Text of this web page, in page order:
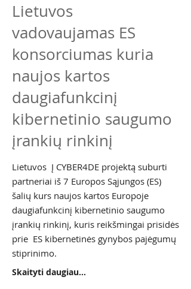
Lietuvos
vadovaujamas ES
konsorciumas kuria
naujos kartos
daugiafunkcinį
kibernetinio saugumo
įrankių rinkinį
Lietuvos Į CYBER4DE projektą suburti
partneriai iš 7 Europos Sąjungos (ES)
šalių kurs naujos kartos Europoje
daugiafunkcinį kibernetinio saugumo
įrankių rinkinį, kuris reikšmingai prisidės
prie ES kibernetinės gynybos pajėgumų
stiprinimo.
Skaityti daugiau...